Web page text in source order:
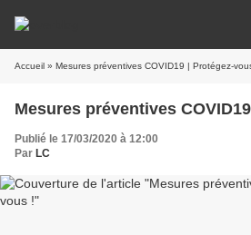
Accueil » Mesures préventives COVID19 | Protégez-
Mesures préventives
Publié le 17/03/2020 à 12:00
Par LC